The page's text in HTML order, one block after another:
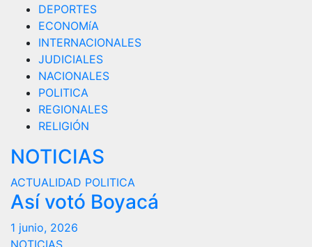
DEPORTES
ECONOMíA
INTERNACIONALES
JUDICIALES
NACIONALES
POLITICA
REGIONALES
RELIGIÓN
NOTICIAS
ACTUALIDAD POLITICA
Así votó Boyacá
1 junio, 2026
NOTICIAS